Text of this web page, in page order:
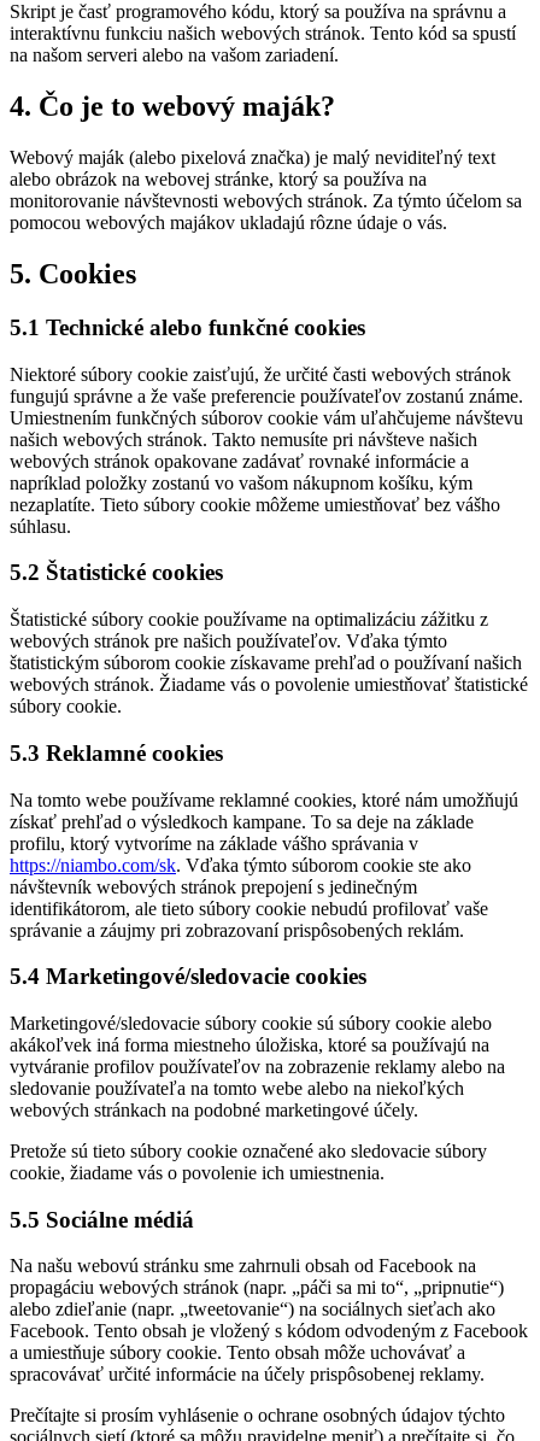
Skript je časť programového kódu, ktorý sa používa na správnu a
interaktívnu funkciu našich webových stránok. Tento kód sa spustí
na našom serveri alebo na vašom zariadení.
4. Čo je to webový maják?
Webový maják (alebo pixelová značka) je malý neviditeľný text
alebo obrázok na webovej stránke, ktorý sa používa na
monitorovanie návštevnosti webových stránok. Za týmto účelom sa
pomocou webových majákov ukladajú rôzne údaje o vás.
5. Cookies
5.1 Technické alebo funkčné cookies
Niektoré súbory cookie zaisťujú, že určité časti webových stránok
fungujú správne a že vaše preferencie používateľov zostanú známe.
Umiestnením funkčných súborov cookie vám uľahčujeme návštevu
našich webových stránok. Takto nemusíte pri návšteve našich
webových stránok opakovane zadávať rovnaké informácie a
napríklad položky zostanú vo vašom nákupnom košíku, kým
nezaplatíte. Tieto súbory cookie môžeme umiestňovať bez vášho
súhlasu.
5.2 Štatistické cookies
Štatistické súbory cookie používame na optimalizáciu zážitku z
webových stránok pre našich používateľov. Vďaka týmto
štatistickým súborom cookie získavame prehľad o používaní našich
webových stránok. Žiadame vás o povolenie umiestňovať štatistické
súbory cookie.
5.3 Reklamné cookies
Na tomto webe používame reklamné cookies, ktoré nám umožňujú
získať prehľad o výsledkoch kampane. To sa deje na základe
profilu, ktorý vytvoríme na základe vášho správania v
https://niambo.com/sk. Vďaka týmto súborom cookie ste ako
návštevník webových stránok prepojení s jedinečným
identifikátorom, ale tieto súbory cookie nebudú profilovať vaše
správanie a záujmy pri zobrazovaní prispôsobených reklám.
5.4 Marketingové/sledovacie cookies
Marketingové/sledovacie súbory cookie sú súbory cookie alebo
akákoľvek iná forma miestneho úložiska, ktoré sa používajú na
vytváranie profilov používateľov na zobrazenie reklamy alebo na
sledovanie používateľa na tomto webe alebo na niekoľkých
webových stránkach na podobné marketingové účely.
Pretože sú tieto súbory cookie označené ako sledovacie súbory
cookie, žiadame vás o povolenie ich umiestnenia.
5.5 Sociálne médiá
Na našu webovú stránku sme zahrnuli obsah od Facebook na
propagáciu webových stránok (napr. „páči sa mi to“, „pripnutie“)
alebo zdieľanie (napr. „tweetovanie“) na sociálnych sieťach ako
Facebook. Tento obsah je vložený s kódom odvodeným z Facebook
a umiestňuje súbory cookie. Tento obsah môže uchovávať a
spracovávať určité informácie na účely prispôsobenej reklamy.
Prečítajte si prosím vyhlásenie o ochrane osobných údajov týchto